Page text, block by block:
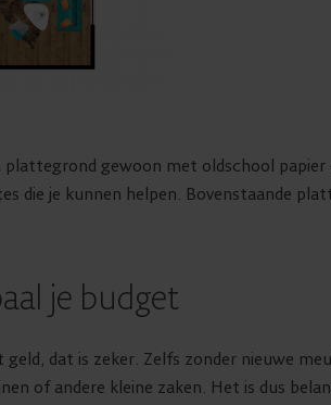
plattegrond gewoon met oldschool
die je kunnen helpen. Bovenstaande
je budget
geld, dat is zeker. Zelfs zonder nieuwe
of andere kleine zaken. Het is dus